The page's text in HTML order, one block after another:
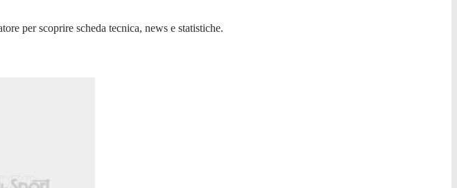
per scoprire scheda tecnica, news e statistiche.